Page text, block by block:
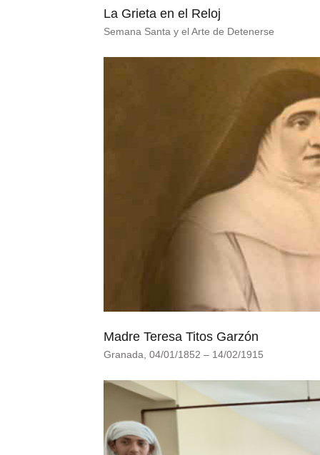
La Grieta en el Reloj
Semana Santa y el Arte de Detenerse
Madre Teresa Titos Garzón
Granada, 04/01/1852 – 14/02/1915